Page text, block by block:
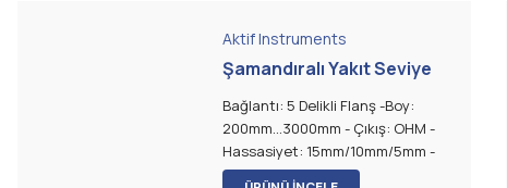
Aktif Instruments
Şamandıralı Yakıt Seviye
Sensörü
Bağlantı: 5 Delikli Flanş -Boy:
200mm...3000mm - Çıkış: OHM -
Hassasiyet: 15mm/10mm/5mm -
Şamandıra: NBR